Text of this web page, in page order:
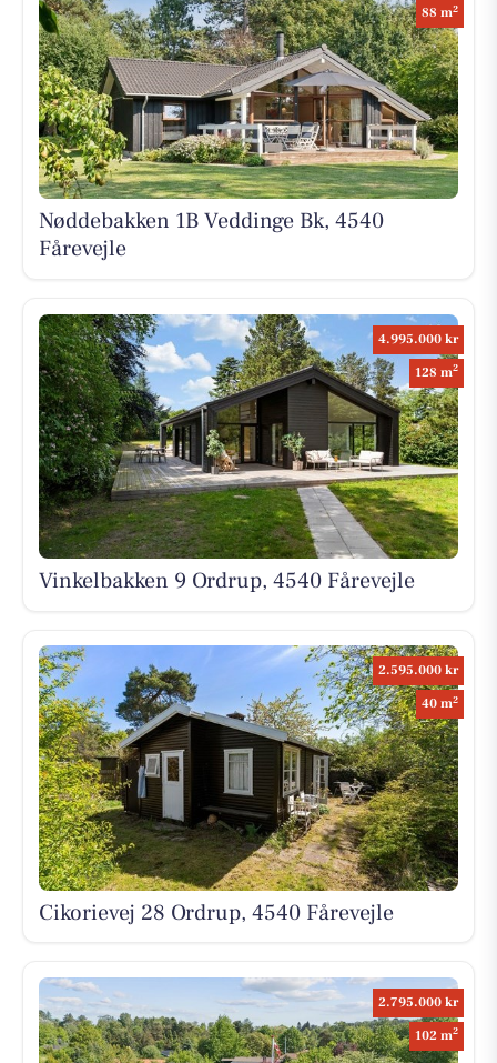
88 m2
Nøddebakken 1B Veddinge Bk, 4540
Fårevejle
4.995.000 kr
128 m2
Vinkelbakken 9 Ordrup, 4540 Fårevejle
2.595.000 kr
40 m2
Cikorievej 28 Ordrup, 4540 Fårevejle
2.795.000 kr
102 m2